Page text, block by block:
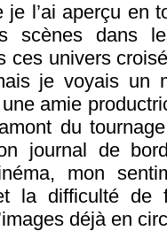
je l’ai aperçu en
scènes dans
ces univers
je voyais un
amie
du
journal de
mon
la difficulté de
déjà en